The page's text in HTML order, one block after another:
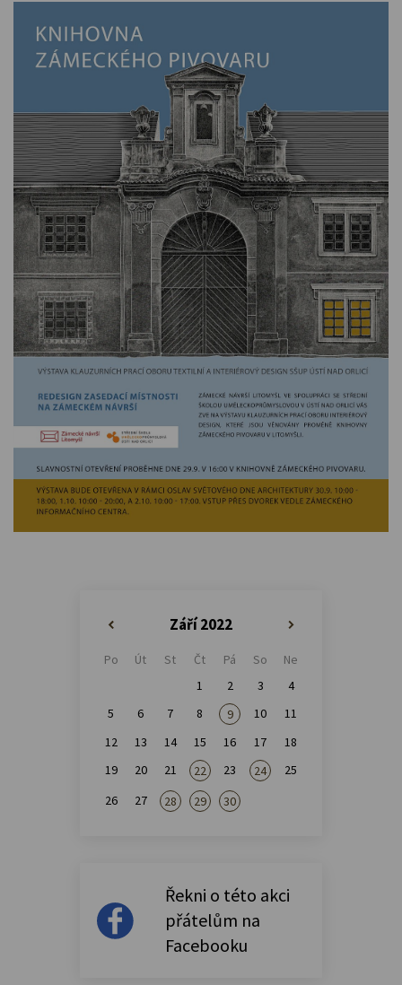
Září 2022
Po Út St Čt Pá So
Ne
1
2 3
4
5
6 7 8 9 10
11
12
13 14 15 16 17
18
19
20 21 22 23 24
25
26
27 28 29 30
Řekni o této akci
přátelům na
Facebooku